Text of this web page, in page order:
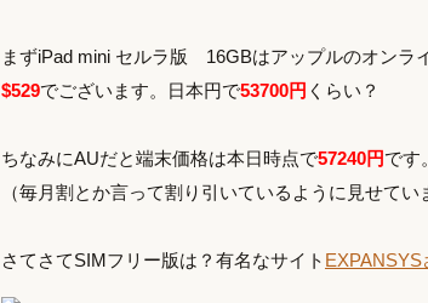
まずiPad mini セルラ版 16GBはアップルのオンラ
$529でございます。日本円で53700円 くらい？
ちなみにAUだと端末価格は本日時点で57240円です。
（毎月割とか言って割り引いているように見せてい
さてさてSIMフリー版は？有名なサイト EXPANSYS